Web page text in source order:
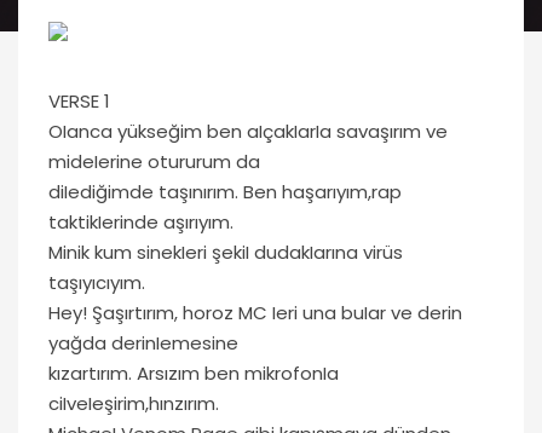
VERSE 1
OIanca yükseğim ben aIçakIarIa savaşırım ve
mideIerine otururum da
diIediğimde taşınırım. Ben haşarıyım,rap
taktikIerinde aşırıyım.
Minik kum sinekIeri şekiI dudakIarına virüs
taşıyıcıyım.
Hey! Şaşırtırım, horoz MC Ieri una buIar ve derin
yağda derinIemesine
kızartırım. Arsızım ben mikrofonIa
ciIveIeşirim,hınzırım.